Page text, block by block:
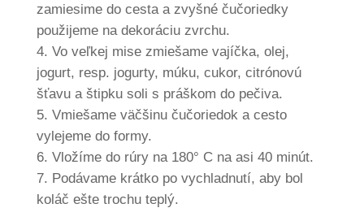
zamiesime do cesta a zvyšné čučoriedky
použijeme na dekoráciu zvrchu.
Vo veľkej mise zmiešame vajíčka, olej,
jogurt, resp. jogurty, múku, cukor, citrónovú
šťavu a štipku soli s práškom do pečiva.
Vmiešame väčšinu čučoriedok a cesto
vylejeme do formy.
Vložíme do rúry na 180° C na asi 40 minút.
Podávame krátko po vychladnutí, aby bol
koláč ešte trochu teplý.